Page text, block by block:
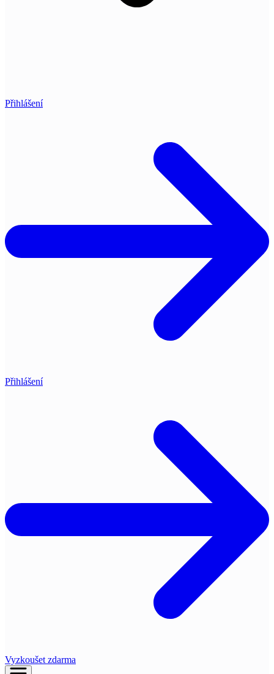
Přihlášení
Přihlášení
Vyzkoušet zdarma